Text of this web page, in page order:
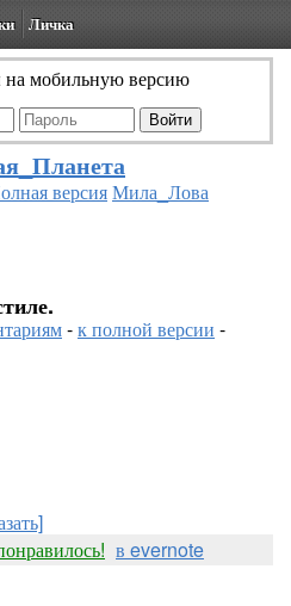
Личка
мобильную версию
версияМила_Лова
-к полной версии -
в evernote